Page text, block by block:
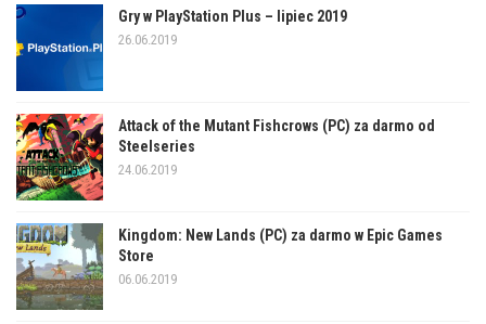
Gry w PlayStation Plus – lipiec 2019
26.06.2019
Attack of the Mutant Fishcrows (PC) za darmo od
Steelseries
24.06.2019
Kingdom: New Lands (PC) za darmo w Epic Games
Store
06.06.2019